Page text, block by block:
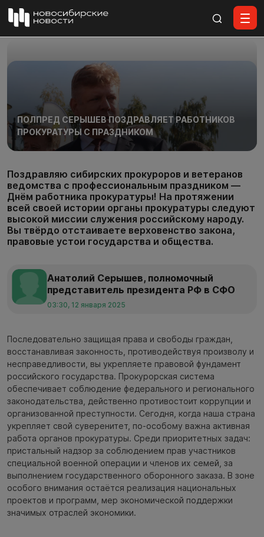
ПОЛПРЕД СЕРЫШЕВ ПОЗДРАВЛЯЕТ РАБОТНИКОВ
ПРОКУРАТУРЫ С ПРАЗДНИКОМ
Поздравляю сибирских прокуроров и ветеранов
ведомства с профессиональным праздником —
Днём работника прокуратуры! На протяжении
всей своей истории органы прокуратуры следуют
высокой миссии служения российскому народу.
Вы твёрдо отстаиваете верховенство закона,
правовые устои государства и общества.
Анатолий Серышев, полномочный
представитель президента РФ в СФО
03:30, 12 января 2025
Последовательно защищая права и свободы граждан,
восстанавливая законность, противодействуя произволу и
несправедливости, вы укрепляете правовой фундамент
российского государства. Прокурорская система
обеспечивает соблюдение федерального и регионального
законодательства, действенно противостоит коррупции и
организованной преступности. Сегодня, когда наша страна
укрепляет свой суверенитет, по-особому важна активная
работа органов прокуратуры. Среди приоритетных задач:
пристальный надзор за соблюдением прав участников
специальной военной операции и членов их семей, за
выполнением государственного оборонного заказа. В зоне
особого внимания остаётся реализация национальных
проектов и программ, мер экономической поддержки
значимых отраслей экономики.